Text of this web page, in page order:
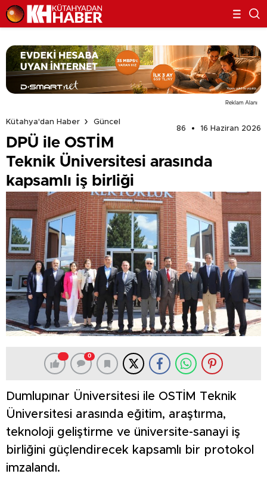
Reklam Alanı
Kütahya'dan Haber
Güncel
86
16 Haziran 2026
DPÜ ile OSTİM
Teknik Üniversitesi arasında
kapsamlı iş birliği
0
Dumlupınar Üniversitesi ile OSTİM Teknik
Üniversitesi arasında eğitim, araştırma,
teknoloji geliştirme ve üniversite-sanayi iş
birliğini güçlendirecek kapsamlı bir protokol
imzalandı.